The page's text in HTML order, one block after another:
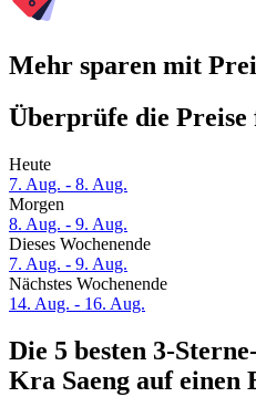
Mehr sparen mit
Überprüfe die Preise
Heute
7. Aug. - 8. Aug.
Morgen
8. Aug. - 9. Aug.
Dieses Wochenende
7. Aug. - 9. Aug.
Nächstes Wochenende
14. Aug. - 16. Aug.
Die 5 besten 3-
Kra Saeng auf einen